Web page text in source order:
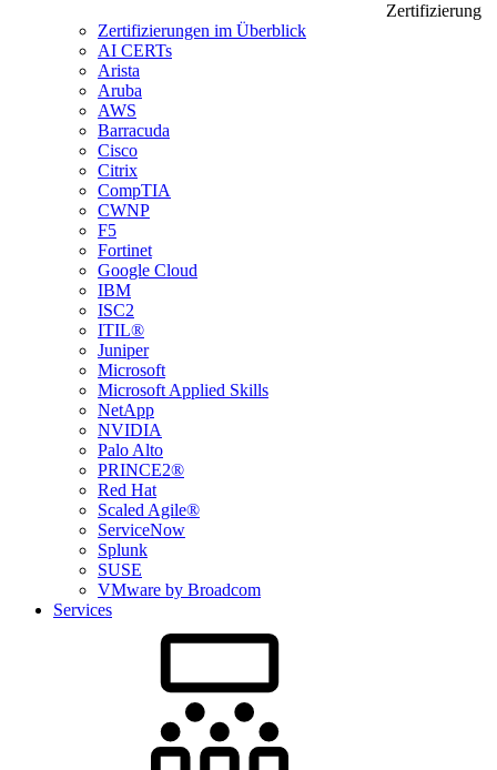
Zertifizierung
Zertifizierungen im Überblick
AI CERTs
Arista
Aruba
AWS
Barracuda
Cisco
Citrix
CompTIA
CWNP
F5
Fortinet
Google Cloud
IBM
ISC2
ITIL®
Juniper
Microsoft
Microsoft Applied Skills
NetApp
NVIDIA
Palo Alto
PRINCE2®
Red Hat
Scaled Agile®
ServiceNow
Splunk
SUSE
VMware by Broadcom
Services